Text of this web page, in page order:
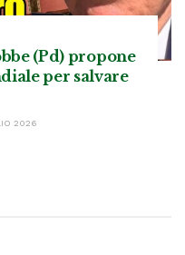
(Pd) propone
per salvare
2026